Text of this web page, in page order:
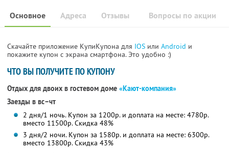
Основное Отзывы Вопросы по акции
Адреса
Скачайте приложение КупиКупона для IOS или Android и
покажите купон с экрана смартфона. Это удобно :)
ЧТО ВЫ ПОЛУЧИТЕ ПО КУПОНУ
Отдых для двоих в гостевом доме «Кают-компания»
Заезды в вс–чт
2 дня/1 ночь. Купон за 1200р. и доплата на месте: 4780р.
вместо 11500р. Скидка 48%
3 дня/2 ночи. Купон за 1580р. и доплата на месте: 6300р.
вместо 13800р. Скидка 43%